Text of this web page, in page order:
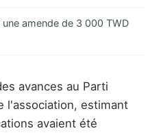
amende de 3 000 TWD
avances au Parti
l'association, estimant
avaient été